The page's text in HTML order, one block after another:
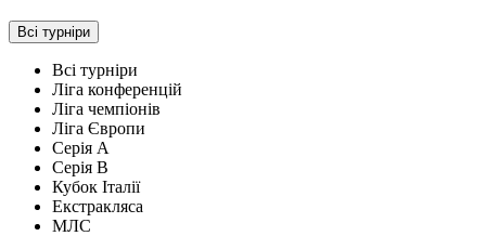
Всі турніри
Всі турніри
Ліга конференцій
Ліга чемпіонів
Ліга Європи
Серія А
Серія B
Кубок Італії
Екстракляса
МЛС